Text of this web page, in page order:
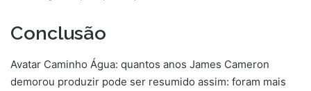
Conclusão
Avatar Caminho Água: quantos anos James Cameron
demorou produzir pode ser resumido assim: foram mais